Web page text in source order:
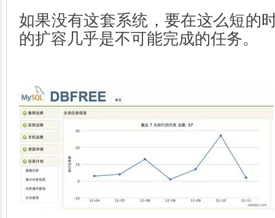
如果没有这套系统，要在这么短的
的扩容几乎是不可能完成的任务。